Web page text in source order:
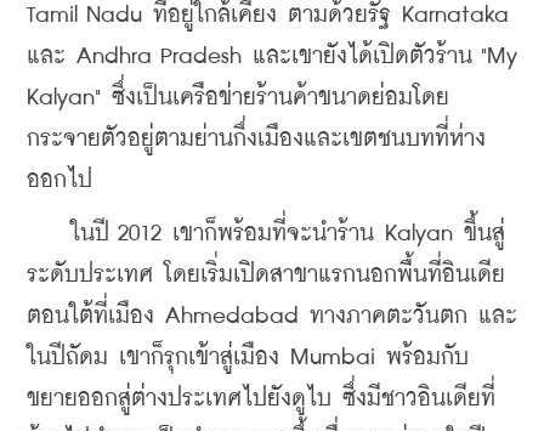
Tamil Nadu ที่อยู่ใกล้เคียง ตามด้วยรัฐ Karnataka
และ Andhra Pradesh และเขายังได้เปิดตัวร้าน "My
Kalyan" ซึ่งเป็นเครือข่ายร้านค้าขนาดย่อมโดย
กระจายตัวอยู่ตามย่านกึ่งเมืองและเขตชนบทที่ห่าง
ออกไป
ในปี 2012 เขาก็พร้อมที่จะนำร้าน Kalyan ขึ้นสู่
ระดับประเทศ โดยเริ่มเปิดสาขาแรกนอกพื้นที่อินเดีย
ตอนใต้ที่เมือง Ahmedabad ทางภาคตะวันตก และ
ในปีถัดม เขาก็รุกเข้าสู่เมือง Mumbai พร้อมกับ
ขยายออกสู่ต่างประเทศไปยังดูไบ ซึ่งมีชาวอินเดียที่